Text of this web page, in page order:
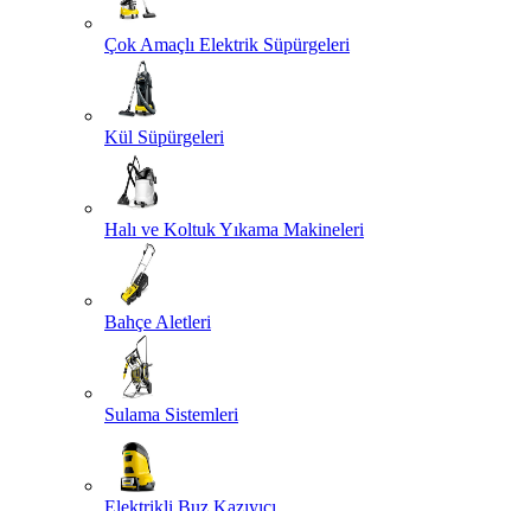
Çok Amaçlı Elektrik Süpürgeleri
Kül Süpürgeleri
Halı ve Koltuk Yıkama Makineleri
Bahçe Aletleri
Sulama Sistemleri